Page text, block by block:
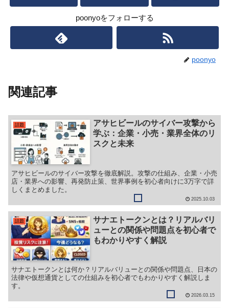
poonyoをフォローする
poonyo
関連記事
話題
アサヒビールのサイバー攻撃から
学ぶ：企業・小売・業界全体のリ
スクと未来
アサヒビールのサイバー攻撃を徹底解説。攻撃の仕組み、企業・小売
店・業界への影響、再発防止策、世界事例を初心者向けに3万字で詳
しくまとめました。
2025.10.03
話題
サナエトークンとは？リアルバリ
ューとの関係や問題点を初心者で
もわかりやすく解説
サナエトークンとは何か？リアルバリューとの関係や問題点、日本の
法律や仮想通貨としての仕組みを初心者でもわかりやすく解説しま
す。
2026.03.15